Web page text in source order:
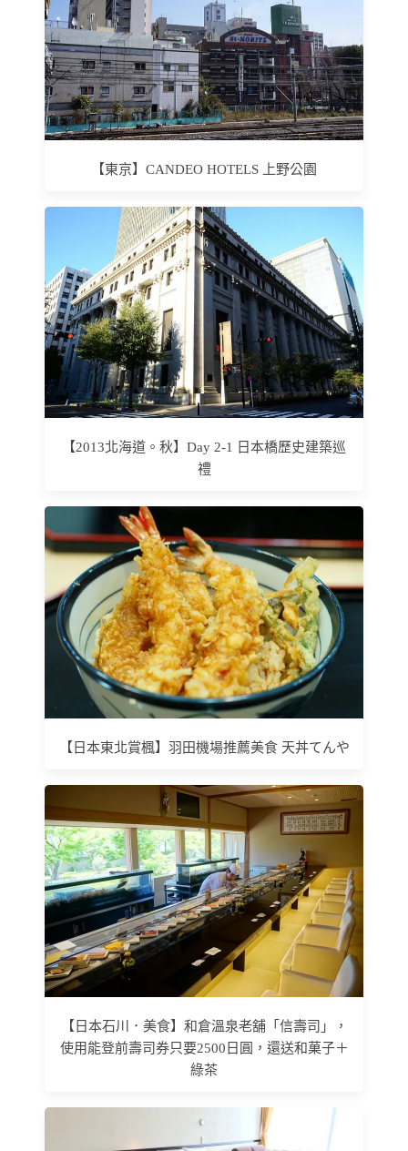
【東京】CANDEO HOTELS 上野公園
【2013北海道。秋】Day 2-1 日本橋歷史建築巡
禮
【日本東北賞楓】羽田機場推薦美食 天丼てんや
【日本石川．美食】和倉溫泉老舖「信壽司」，
使用能登前壽司券只要2500日圓，還送和菓子＋
綠茶